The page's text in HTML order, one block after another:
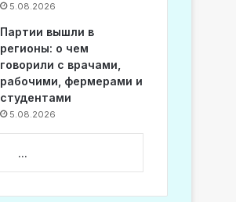
5.08.2026
Партии вышли в
регионы: о чем
говорили с врачами,
рабочими, фермерами и
студентами
5.08.2026
...